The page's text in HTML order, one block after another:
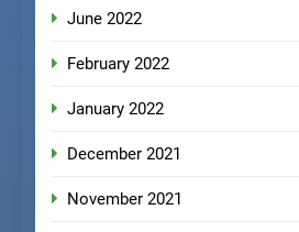
June 2022
February 2022
January 2022
December 2021
November 2021